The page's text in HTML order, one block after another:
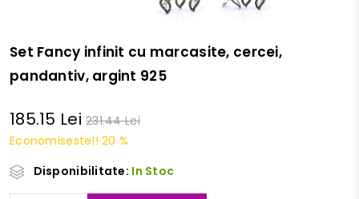
Set Fancy infinit cu marcasite, cercei,
pandantiv, argint 925
185.15 Lei231.44 Lei
Economiseste!! 20 %
Disponibilitate: In Stoc